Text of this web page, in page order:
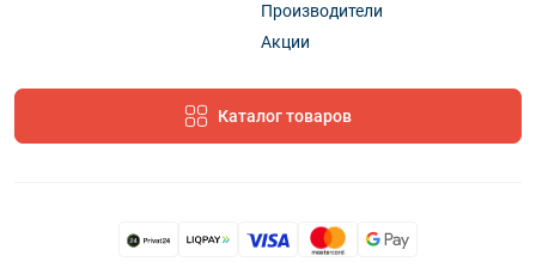
Производители
Акции
Каталог товаров